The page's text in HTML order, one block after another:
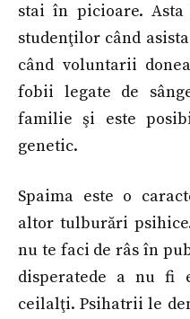
stai în picioare.
studenţilor când
când voluntarii
fobii legate de
familie şi este
genetic.
Spaima este o
altor tulburări
nu te faci de râs în
disperatede a nu fi
ceilalţi. Psihatrii le